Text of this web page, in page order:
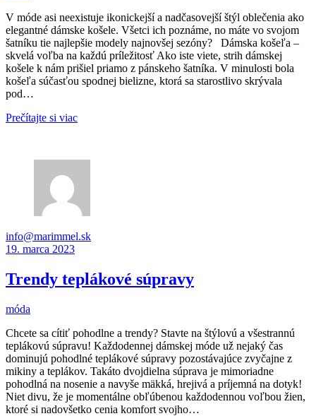
V móde asi neexistuje ikonickejší a nadčasovejší štýl oblečenia ako
elegantné dámske košele. Všetci ich poznáme, no máte vo svojom
šatníku tie najlepšie modely najnovšej sezóny? Dámska košeľa –
skvelá voľba na každú príležitosť Ako iste viete, strih dámskej
košele k nám prišiel priamo z pánskeho šatníka. V minulosti bola
košeľa súčasťou spodnej bielizne, ktorá sa starostlivo skrývala
pod…
Prečítajte si viac
info@marimmel.sk
19. marca 2023
Trendy teplákové súpravy
móda
Chcete sa cítiť pohodlne a trendy? Stavte na štýlovú a všestrannú
teplákovú súpravu! Každodennej dámskej móde už nejaký čas
dominujú pohodlné teplákové súpravy pozostávajúce zvyčajne z
mikiny a teplákov. Takáto dvojdielna súprava je mimoriadne
pohodlná na nosenie a navyše mäkká, hrejivá a príjemná na dotyk!
Niet divu, že je momentálne obľúbenou každodennou voľbou žien,
ktoré si nadovšetko cenia komfort svojho…